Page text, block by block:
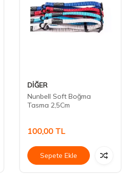
DİĞER
Nunbell Soft Boğma
Tasma 2,5Cm
100,00 TL
Sepete Ekle